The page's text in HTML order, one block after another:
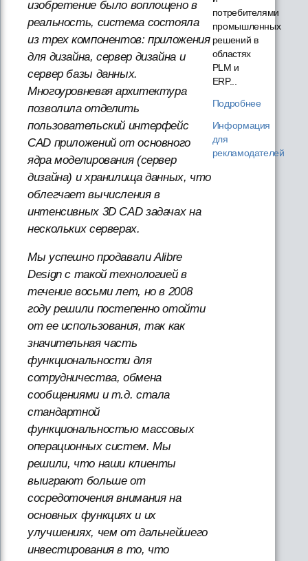
изобретение было воплощено в
реальность, система состояла
из трех компонентов: приложения
для дизайна, сервер дизайна и
сервер базы данных.
Многоуровневая архитектура
позволила отделить
пользовательский интерфейс
CAD приложений от основного
ядра моделирования (сервер
дизайна) и хранилища данных, что
облегчает вычисления в
интенсивных 3D CAD задачах на
нескольких серверах.
Мы успешно продавали Alibre
Design с такой технологией в
течение восьми лет, но в 2008
году решили постепенно отойти
от ее использования, так как
значительная часть
функциональности для
сотрудничества, обмена
сообщениями и т.д. стала
стандартной
функциональностью массовых
операционных систем. Мы
решили, что наши клиенты
выиграют больше от
сосредоточения внимания на
основных функциях и их
улучшениях, чем от дальнейшего
инвестирования в то, что
потребителями
промышленных
решений в
областях
PLM и
ERP...
Подробнее
Информация
для
рекламодателей